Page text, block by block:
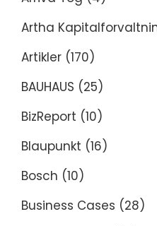
Artha
Artikler (170)
BAUHAUS (25)
BizReport (10)
Blaupunkt (16)
Bosch (10)
Business Cases (28)